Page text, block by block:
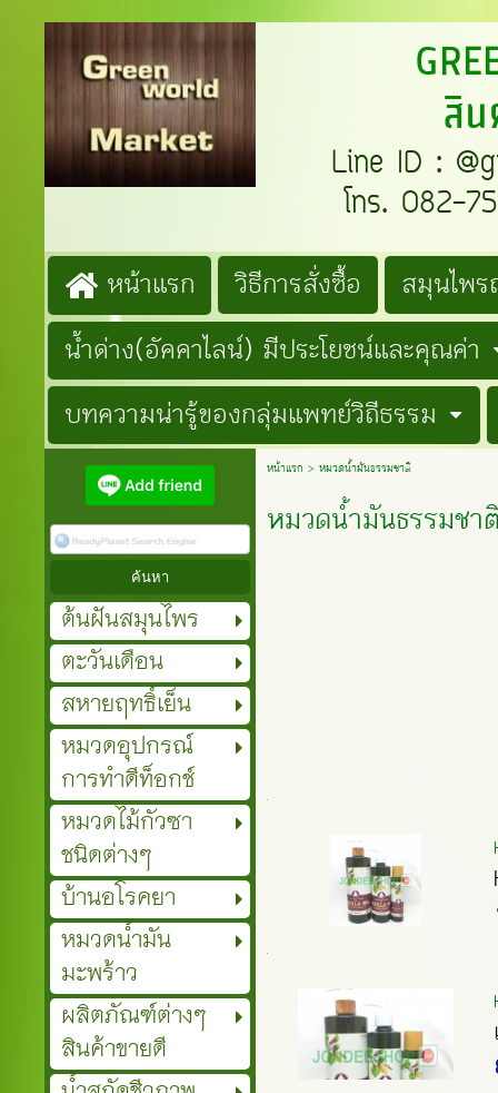
สิ
Line ID :
โทร. 082-
หน้าแรก วิธีการสั่งซื้อ
สมุนไพ
น้ำด่าง(อัคคาไลน์) มีประโยชน์และคุณค่า
บทความน่ารู้ของกลุ่มแพทย์วิถีธรรม
ต้นฝันสมุนไพร
ตะวันเดือน
สหายฤทธิ์เย็น
หมวดอุปกรณ์
การทำดีท็อกช์
หมวดไม้กัวซา
ชนิดต่างๆ
บ้านอโรคยา
หมวดน้ำมัน
มะพร้าว
ผลิตภัณฑ์ต่างๆ
สินค้าขายดี
หน้าแรก > หมวดน้ำมันธรรมชาติ
หมวดน้ำมันธรรมชา